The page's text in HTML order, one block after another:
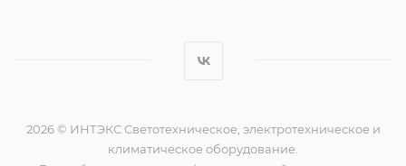
2026 © ИНТЭКС Светотехническое, электротехническое и
климатическое оборудование.